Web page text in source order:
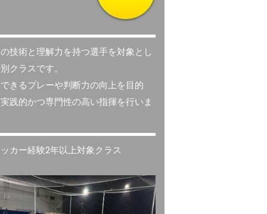
技術と理解力を持つ選手を対象とし
クラスです。
きるプレーや判断力の向上を目的
践的かつ専門性の高い指揮を行いま
カー経験2年以上対象クラス